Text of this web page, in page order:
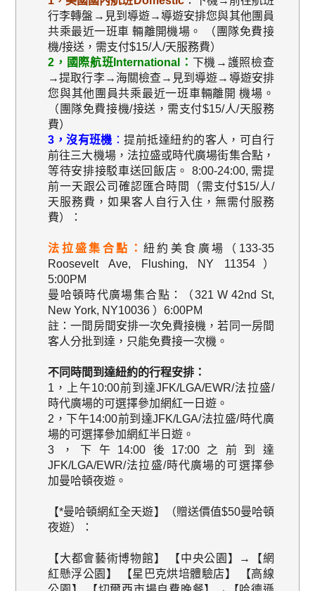
行李轉盤→見到導遊→導遊安排您與其他團員
共乘最近一班車 輛離開機場。 （團隊免費接
機/接送，需支付$15/人/天服務費）
2，國際航班International： 下機→護照檢查
→提取行李→海關檢查→見到導遊→導遊安排
您與其他團員共乘最近一班車輛離開 機場。
（團隊免費接機/接送，需支付$15/人/天服務
費）
3，沒有班機 ：提前抵達紐約的客人，可自行
前往三大機場，法拉盛或時代廣場街集合點，
等待安排接駁車送回飯店。 8:00-24:00, 需提
前一天跟公司確認匯合時間（需支付$15/人/
天服務費，如果客人自行入住，無需付服務
費）：
法拉盛集合點： 紐約美食廣場（133-35
Roosevelt Ave, Flushing, NY 11354）
5:00PM
曼哈頓時代廣場集合點：（321 W 42nd St,
New York, NY10036 ）6:00PM
註：一間房間安排一次免費接機，若同一房間
客人分批到達，只能免費接一次機。
不同時間到達紐約的行程安排：
1，上午10:00前到達JFK/LGA/EWR/法拉盛/
時代廣場的可選擇參加網紅一日遊。
2，下午14:00前到達JFK/LGA/法拉盛/時代廣
場的可選擇參加網紅半日遊。
3，下午14:00後17:00之前到達
JFK/LGA/EWR/法拉盛/時代廣場的可選擇參
加曼哈頓夜遊。
【*曼哈頓網紅全天遊】（贈送價值$50曼哈頓
夜遊）：
【大都會藝術博物館】 【中央公園】→【網
紅懸浮公園】 【星巴克烘培體驗店】 【高線